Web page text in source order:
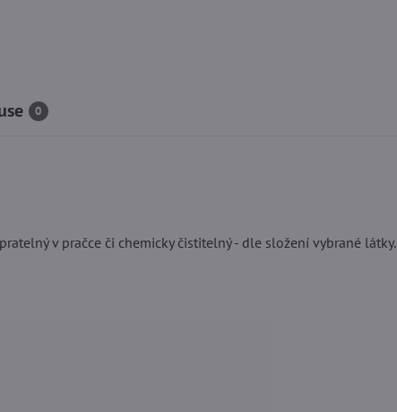
0
v pračce či chemicky čistitelný - dle složení vybrané látky.